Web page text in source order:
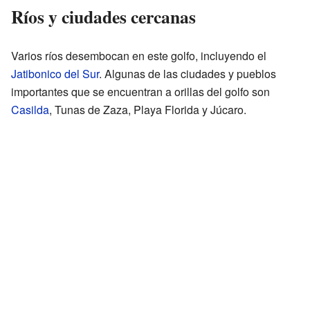
Ríos y ciudades cercanas
Varios ríos desembocan en este golfo, incluyendo el
Jatibonico del Sur. Algunas de las ciudades y pueblos
importantes que se encuentran a orillas del golfo son
Casilda, Tunas de Zaza, Playa Florida y Júcaro.